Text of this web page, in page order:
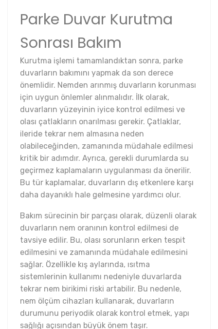
Parke Duvar Kurutma
Sonrası Bakım
Kurutma işlemi tamamlandıktan sonra, parke
duvarların bakımını yapmak da son derece
önemlidir. Nemden arınmış duvarların korunması
için uygun önlemler alınmalıdır. İlk olarak,
duvarların yüzeyinin iyice kontrol edilmesi ve
olası çatlakların onarılması gerekir. Çatlaklar,
ileride tekrar nem almasına neden
olabileceğinden, zamanında müdahale edilmesi
kritik bir adımdır. Ayrıca, gerekli durumlarda su
geçirmez kaplamaların uygulanması da önerilir.
Bu tür kaplamalar, duvarların dış etkenlere karşı
daha dayanıklı hale gelmesine yardımcı olur.
Bakım sürecinin bir parçası olarak, düzenli olarak
duvarların nem oranının kontrol edilmesi de
tavsiye edilir. Bu, olası sorunların erken tespit
edilmesini ve zamanında müdahale edilmesini
sağlar. Özellikle kış aylarında, ısıtma
sistemlerinin kullanımı nedeniyle duvarlarda
tekrar nem birikimi riski artabilir. Bu nedenle,
nem ölçüm cihazları kullanarak, duvarların
durumunu periyodik olarak kontrol etmek, yapı
sağlığı açısından büyük önem taşır.